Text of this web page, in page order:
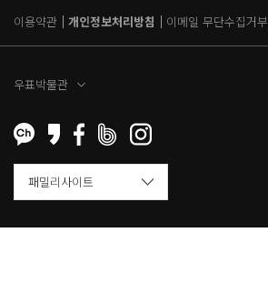
이용약관 개인정보처리방침 이메일 무단수집거부
우표박물관